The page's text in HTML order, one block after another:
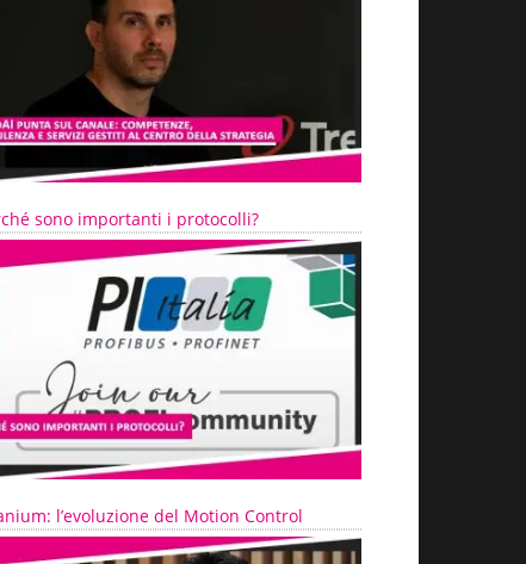
sono importanti i protocolli?
l’evoluzione del Motion Control